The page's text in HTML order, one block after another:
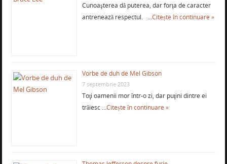
Cunoaşterea dă puterea, dar forţa de caracter
antrenează respectul. …Citește în continuare »
Vorbe de duh de Mel Gibson
7 septembrie 2023
Toţi oamenii mor într-o zi, dar puţini dintre ei
trăiesc …Citește în continuare »